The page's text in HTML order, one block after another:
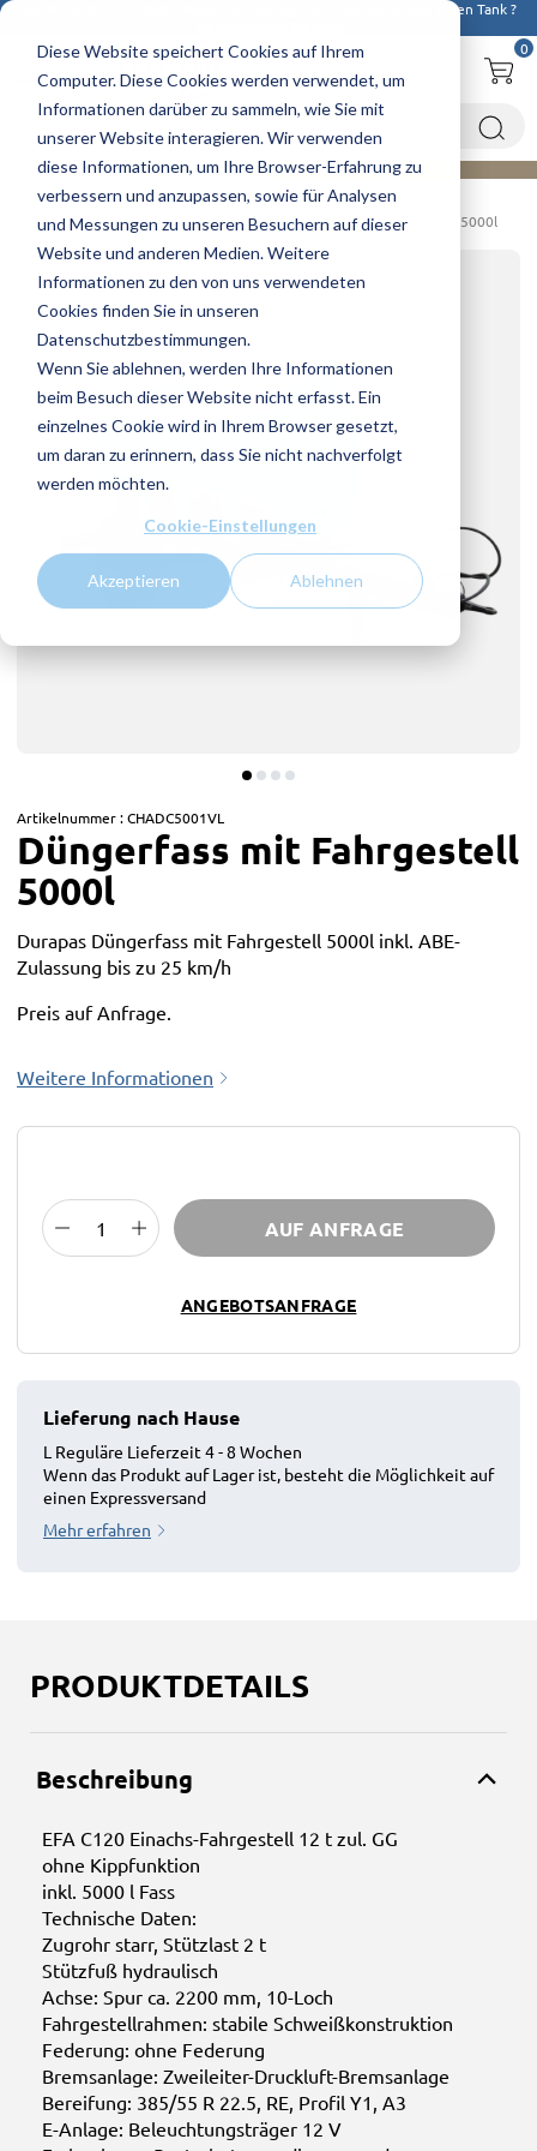
Diese Website speichert Cookies auf Ihrem
Computer. Diese Cookies werden verwendet, um
Informationen darüber zu sammeln, wie Sie mit
unserer Website interagieren. Wir verwenden
diese Informationen, um Ihre Browser-Erfahrung zu
verbessern und anzupassen, sowie für Analysen
und Messungen zu unseren Besuchern auf dieser
Website und anderen Medien. Weitere
Informationen zu den von uns verwendeten
Cookies finden Sie in unseren
Datenschutzbestimmungen.
Wenn Sie ablehnen, werden Ihre Informationen
beim Besuch dieser Website nicht erfasst. Ein
einzelnes Cookie wird in Ihrem Browser gesetzt,
um daran zu erinnern, dass Sie nicht nachverfolgt
werden möchten.
Cookie-Einstellungen
Akzeptieren Ablehnen
! Sie benötigen einen Tank ?
0
Startseite Flüssigdüngerbehälter
Transport
Fahrgestellen mit Transportfässern
Düngerfass mit Fahrgestell 5000l
Artikelnummer :CHADC5001VL
Düngerfass mit Fahrgestell
5000l
Durapas Düngerfass mit Fahrgestell 5000l inkl. ABE-
Zulassung bis zu 25 km/h
Preis auf Anfrage.
Weitere Informationen
AUF ANFRAGE
ANGEBOTSANFRAGE
Lieferung nach Hause
L Reguläre Lieferzeit 4 - 8 Wochen
Wenn das Produkt auf Lager ist, besteht die Möglichkeit auf
einen Expressversand
Mehr erfahren
PRODUKTDETAILS
Beschreibung
EFA C120 Einachs-Fahrgestell 12 t zul. GG
ohne Kippfunktion
inkl. 5000 l Fass
Technische Daten:
Zugrohr starr, Stützlast 2 t
Stützfuß hydraulisch
Achse: Spur ca. 2200 mm, 10-Loch
Fahrgestellrahmen: stabile Schweißkonstruktion
Federung: ohne Federung
Bremsanlage: Zweileiter-Druckluft-Bremsanlage
Bereifung: 385/55 R 22.5, RE, Profil Y1, A3
E-Anlage: Beleuchtungsträger 12 V